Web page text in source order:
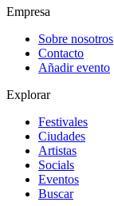
Empresa
Sobre nosotros
Contacto
Añadir evento
Explorar
Festivales
Ciudades
Artistas
Socials
Eventos
Buscar